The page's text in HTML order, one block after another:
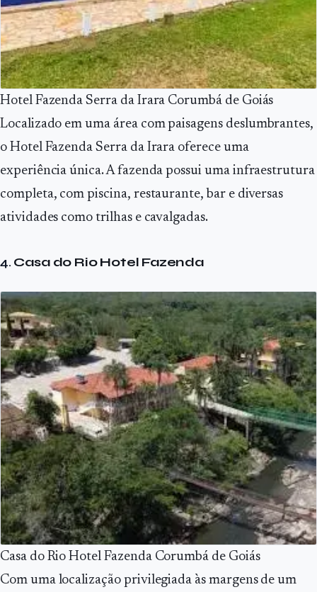
Hotel Fazenda Serra da Irara Corumbá de Goiás
Localizado em uma área com paisagens deslumbrantes,
o Hotel Fazenda Serra da Irara oferece uma
experiência única. A fazenda possui uma infraestrutura
completa, com piscina, restaurante, bar e diversas
atividades como trilhas e cavalgadas.
4. Casa do Rio Hotel Fazenda
Casa do Rio Hotel Fazenda Corumbá de Goiás
Com uma localização privilegiada às margens de um